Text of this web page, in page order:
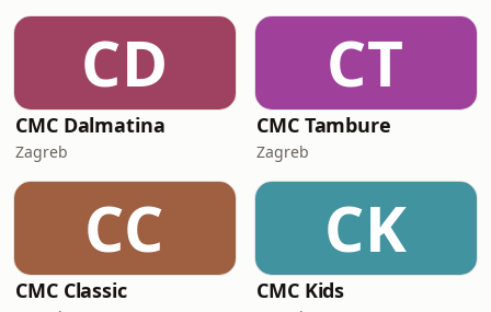
CD
CMC Dalmatina
Zagreb
CT
CMC Tambure
Zagreb
CC
CMC Classic
CK
CMC Kids